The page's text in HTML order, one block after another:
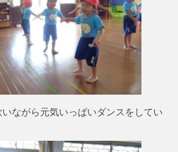
ながら元気いっぱいダンスをしてい